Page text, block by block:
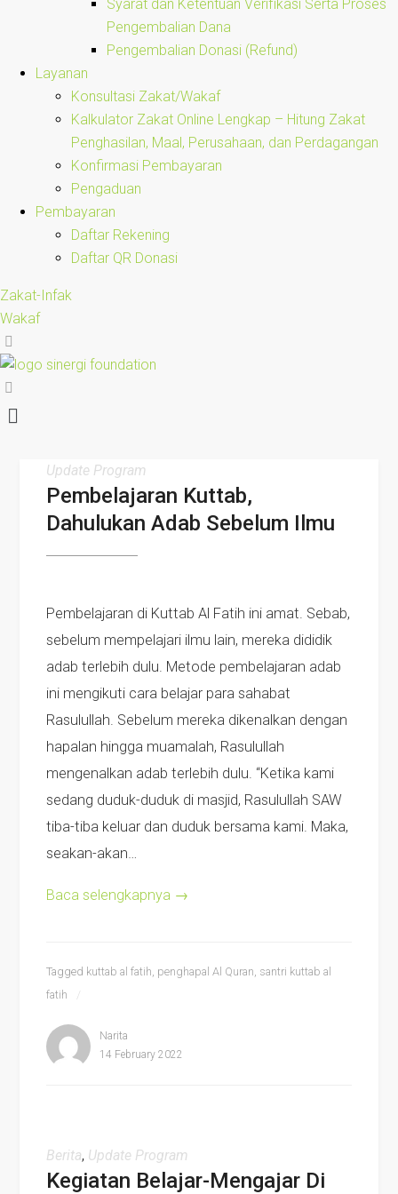
Syarat dan Ketentuan Verifikasi Serta Proses
Pengembalian Dana
Pengembalian Donasi (Refund)
Layanan
Konsultasi Zakat/Wakaf
Kalkulator Zakat Online Lengkap – Hitung Zakat
Penghasilan, Maal, Perusahaan, dan Perdagangan
Konfirmasi Pembayaran
Pengaduan
Pembayaran
Daftar Rekening
Daftar QR Donasi
Zakat-Infak
Wakaf
Update Program
Pembelajaran Kuttab,
Dahulukan Adab Sebelum Ilmu
Pembelajaran di Kuttab Al Fatih ini amat. Sebab,
sebelum mempelajari ilmu lain, mereka dididik
adab terlebih dulu. Metode pembelajaran adab
ini mengikuti cara belajar para sahabat
Rasulullah. Sebelum mereka dikenalkan dengan
hapalan hingga muamalah, Rasulullah
mengenalkan adab terlebih dulu. “Ketika kami
sedang duduk-duduk di masjid, Rasulullah SAW
tiba-tiba keluar dan duduk bersama kami. Maka,
seakan-akan…
Baca selengkapnya →
Tagged kuttab al fatih, penghapal Al Quran, santri kuttab al
fatih
Narita
14 February 2022
Berita, Update Program
Kegiatan Belajar-Mengajar Di